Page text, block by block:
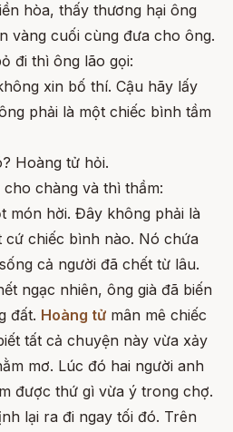
hòa, thấy thương hại ông
vàng cuối cùng đưa cho ông.
đi thì ông lão gọi:
xin bố thí. Cậu hãy lấy
phải là một chiếc bình tầm
Hoàng tử hỏi.
chàng và thì thầm:
món hời. Đây không phải là
chiếc bình nào. Nó chứa
cả người đã chết từ lâu.
ngạc nhiên, ông già đã biến
đất. Hoàng tử mân mê chiếc
tất cả chuyện này vừa xảy
mơ. Lúc đó hai người anh
được thứ gì vừa ý trong chợ.
lại ra đi ngay tối đó. Trên